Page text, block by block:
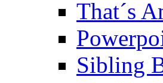
That´s
Sibling